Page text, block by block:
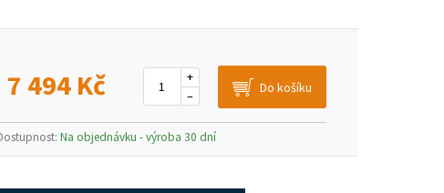
7 494 Kč –
+
Na objednávku - výroba 30 dní